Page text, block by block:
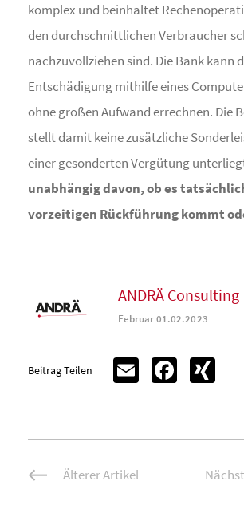
komplex und beinhaltet
den durchschnittlichen Verbraucher
nachzuvollziehen sind. Die Bank kann
Entschädigung mithilfe eines
ohne großen Aufwand errechnen. Die
stellt damit keine zusätzliche
einer gesonderten Vergütung
unabhängig davon, ob es
vorzeitigen Rückführung kommt
ANDRÄ Consulting
Februar 01.02.2023
Beitrag Teilen Email Facebook
Beitrags-Älterer Artikel